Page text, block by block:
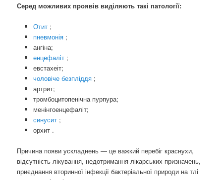
Серед можливих проявів виділяють такі патології:
Отит ;
пневмонія ;
ангіна;
енцефаліт ;
евстахеіт;
чоловіче безпліддя ;
артрит;
тромбоцитопенічна пурпура;
менінгоенцефаліт;
синусит ;
орхит .
Причина появи ускладнень — це важкий перебіг краснухи,
відсутність лікування, недотримання лікарських призначень,
приєднання вторинної інфекції бактеріальної природи на тлі